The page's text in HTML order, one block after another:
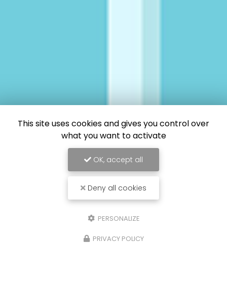
This site uses cookies and gives you control over
what you want to activate
OK, accept all
Deny all cookies
PERSONALIZE
PRIVACY POLICY